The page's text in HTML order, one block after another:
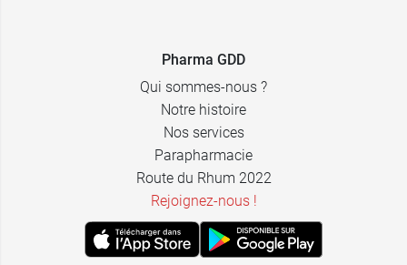
Pharma GDD
Qui sommes-nous ?
Notre histoire
Nos services
Parapharmacie
Route du Rhum 2022
Rejoignez-nous !